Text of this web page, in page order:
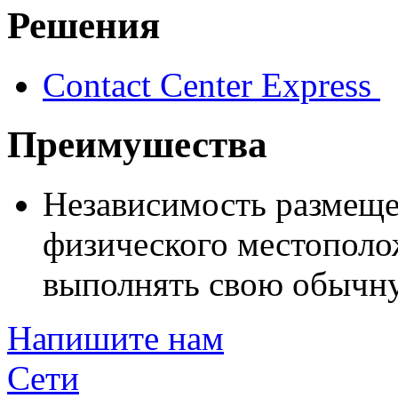
Решения
Contact Center Express
Преимушества
Независимость
физического
выполнять свою
Напишите нам
Сети